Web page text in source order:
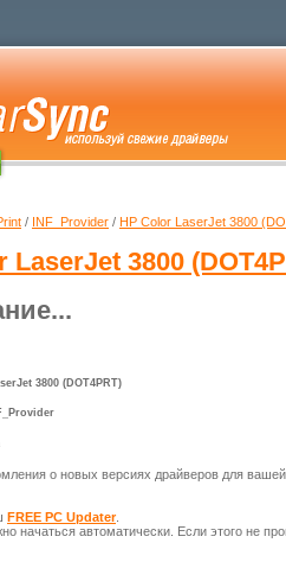
/ INF_Provider / HP Color LaserJet 3800
LaserJet 3800
3800 (DOT4PRT)
о новых версиях драйверов для
FREE PC Updater.
начаться автоматически. Если этого не